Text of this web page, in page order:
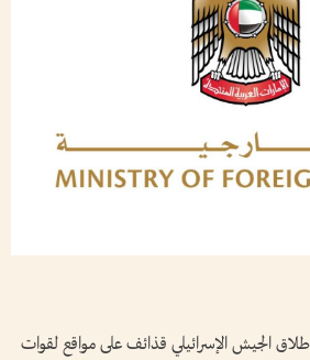
الجيش الإسرائيلي قذائف على مواقع لقوات